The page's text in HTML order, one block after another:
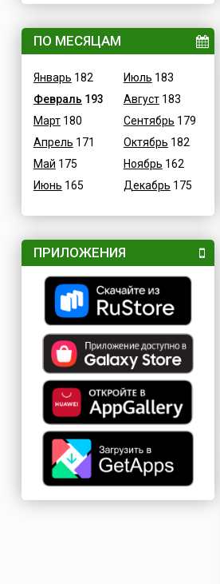
ПО МЕСЯЦАМ
Январь 182
Февраль 193
Март180
Апрель 171
Май 175
Июнь 165
Июль 183
Август183
Сентябрь 179
Октябрь 182
Ноябрь 162
Декабрь 175
ПРИЛОЖЕНИЯ